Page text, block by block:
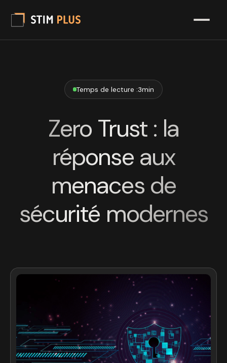
Temps de lecture :3min
Zero Trust : la
réponse aux
menaces de
sécurité modernes